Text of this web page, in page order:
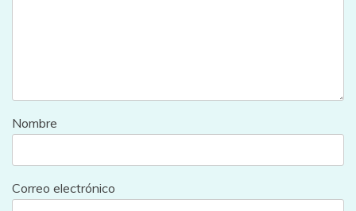
Nombre
Correo electrónico